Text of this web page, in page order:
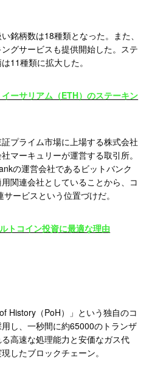
銘柄数は18種類となった。また、
グサービスも提供開始した。ステ
11種類に拡大した。
ーサリアム（ETH）のステーキン
プライム市場に上場する株式会社
マーキュリーが運営する取引所。
の運営会社であるビットバンク
関連会社としていることから、コ
ービスという位置づけだ。
トコイン投資に最適な理由
History（PoH）」という独自のコ
し、一秒間に約65000のトランザ
高速な処理能力と安価なガス代
したブロックチェーン。